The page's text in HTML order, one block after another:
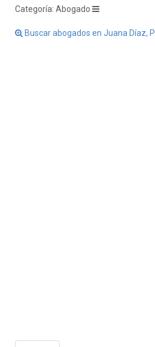
Categoría: Abogado
Buscar abogados en Juana Díaz,